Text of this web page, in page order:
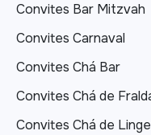
Convites Bar Mitzvah
Convites Carnaval
Convites Chá Bar
Convites Chá de
Convites Chá de